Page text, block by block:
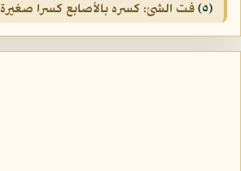
(٥) فت الشئ: كسره بالأصابع كسرا صغيرة